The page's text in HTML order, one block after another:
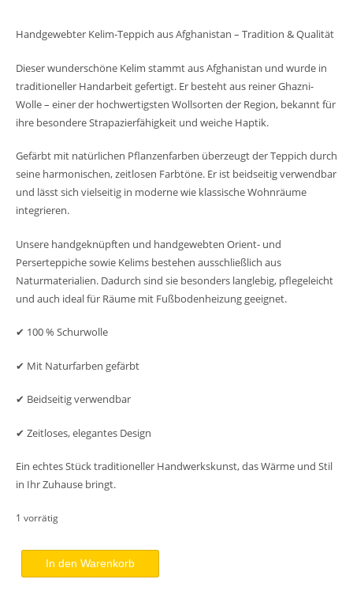
war:
349,00 €
ist:
239,00 €.
Handgewebter Kelim-Teppich aus Afghanistan – Tradition & Qualität
Dieser wunderschöne Kelim stammt aus Afghanistan und wurde in
traditioneller Handarbeit gefertigt. Er besteht aus reiner Ghazni-
Wolle – einer der hochwertigsten Wollsorten der Region, bekannt für
ihre besondere Strapazierfähigkeit und weiche Haptik.
Gefärbt mit natürlichen Pflanzenfarben überzeugt der Teppich durch
seine harmonischen, zeitlosen Farbtöne. Er ist beidseitig verwendbar
und lässt sich vielseitig in moderne wie klassische Wohnräume
integrieren.
Unsere handgeknüpften und handgewebten Orient- und
Perserteppiche sowie Kelims bestehen ausschließlich aus
Naturmaterialien. Dadurch sind sie besonders langlebig, pflegeleicht
und auch ideal für Räume mit Fußbodenheizung geeignet.
✔ 100 % Schurwolle
✔ Mit Naturfarben gefärbt
✔ Beidseitig verwendbar
✔ Zeitloses, elegantes Design
Ein echtes Stück traditioneller Handwerkskunst, das Wärme und Stil
in Ihr Zuhause bringt.
1 vorrätig
Kelim
In den Warenkorb